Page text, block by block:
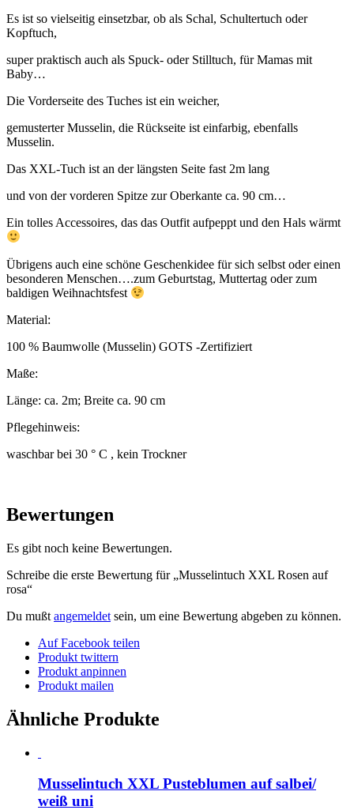
Es ist so vielseitig einsetzbar, ob als Schal, Schultertuch oder
Kopftuch,
super praktisch auch als Spuck- oder Stilltuch, für Mamas mit
Baby…
Die Vorderseite des Tuches ist ein weicher,
gemusterter Musselin, die Rückseite ist einfarbig, ebenfalls
Musselin.
Das XXL-Tuch ist an der längsten Seite fast 2m lang
und von der vorderen Spitze zur Oberkante ca. 90 cm…
Ein tolles Accessoires, das das Outfit aufpeppt und den Hals wärmt
Übrigens auch eine schöne Geschenkidee für sich selbst oder einen
besonderen Menschen….zum Geburtstag, Muttertag oder zum
baldigen Weihnachtsfest
Material:
100 % Baumwolle (Musselin) GOTS -Zertifiziert
Maße:
Länge: ca. 2m; Breite ca. 90 cm
Pflegehinweis:
waschbar bei 30 ° C , kein Trockner
Bewertungen
Es gibt noch keine Bewertungen.
Schreibe die erste Bewertung für „Musselintuch XXL Rosen auf
rosa“
Du mußt angemeldet sein, um eine Bewertung abgeben zu können.
Auf Facebook teilen
Produkt twittern
Produkt anpinnen
Produkt mailen
Ähnliche Produkte
Musselintuch XXL Pusteblumen auf salbei/
weiß uni